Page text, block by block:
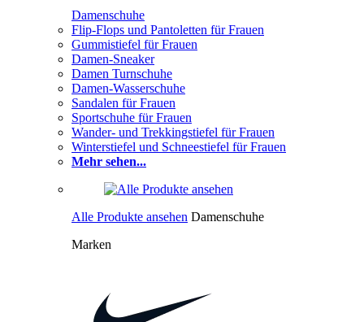
Damenschuhe
Flip-Flops und Pantoletten für Frauen
Gummistiefel für Frauen
Damen-Sneaker
Damen Turnschuhe
Damen-Wasserschuhe
Sandalen für Frauen
Sportschuhe für Frauen
Wander- und Trekkingstiefel für Frauen
Winterstiefel und Schneestiefel für Frauen
Mehr sehen...
Alle Produkte ansehen Damenschuhe
Marken